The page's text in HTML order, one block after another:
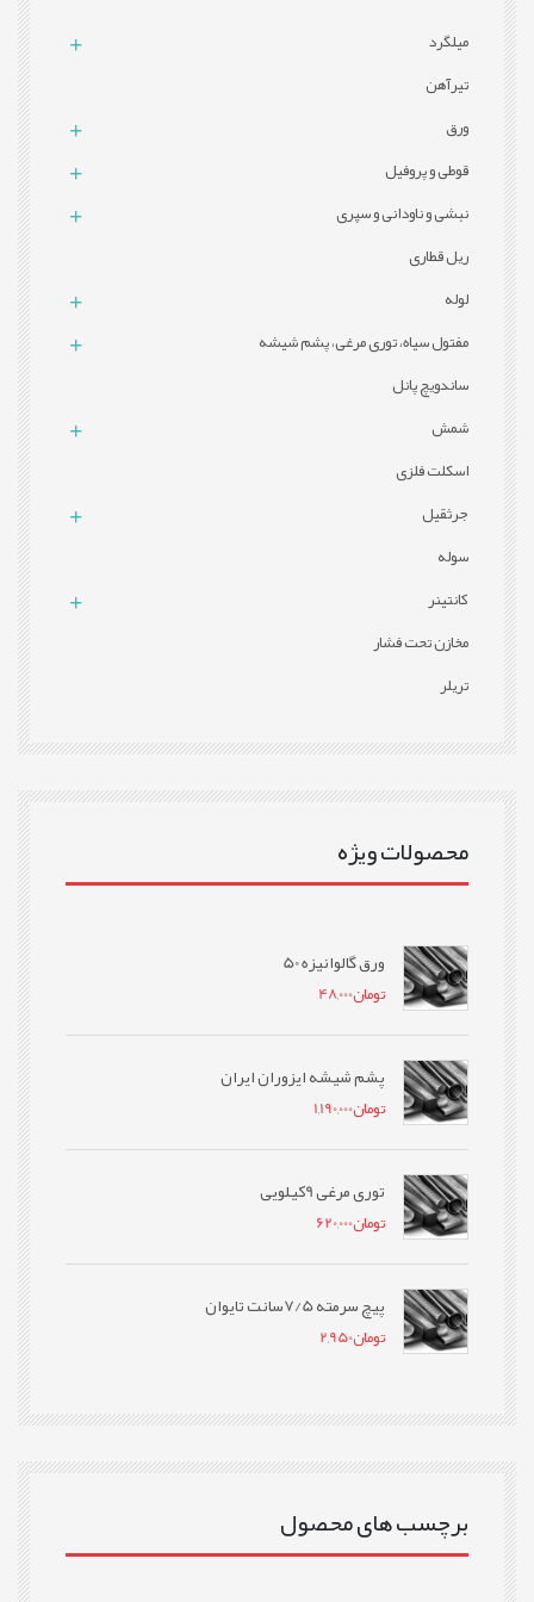
میلگرد
تيرآهن
ورق
قوطی و پروفيل
نبشی و ناودانی و سپری
ریل قطاری
لوله
مفتول سیاه، توری مرغی، پشم شیشه
ساندویچ پانل
شمش
اسکلت فلزی
جرثقیل
سوله
کانتینر
مخازن تحت فشار
تریلر
محصولات ویژه
ورق گالوانیزه 50
تومان48,000
پشم شیشه ایزوران ایران
تومان1,190,000
توری مرغی 9کیلویی
تومان620,000
پیچ سرمته 7/5سانت تایوان
تومان2,950
برچسب های محصول